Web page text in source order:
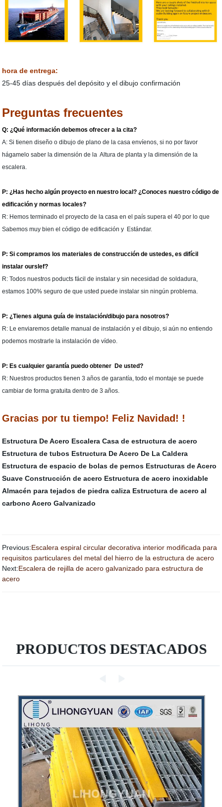
hora de entrega:
25-45 días después del depósito y el dibujo confirmación
Preguntas frecuentes
Q: ¿Qué información debemos ofrecer a la cita?
A: Si tienen diseño o dibujo de plano de la casa envíenos, si no por favor
hágamelo saber la dimensión de la Altura de planta y la dimensión de la
escalera.
P: ¿Has hecho algún proyecto en nuestro local? ¿Conoces nuestro código de
edificación y normas locales?
R: Hemos terminado el proyecto de la casa en el país supera el 40 por lo que
Sabemos muy bien el código de edificación y Estándar.
P: Si compramos los materiales de construcción de ustedes, es difícil
instalar ourslef?
R: Todos nuestros poducts fácil de instalar y sin necesidad de soldadura,
estamos 100% seguro de que usted puede instalar sin ningún problema.
P: ¿Tienes alguna guía de instalación/dibujo para nosotros?
R: Le enviaremos detalle manual de instalación y el dibujo, si aún no entiendo
podemos mostrarle la instalación de vídeo.
P: Es cualquier garantía puedo obtener De usted?
R: Nuestros productos tienen 3 años de garantía, todo el montaje se puede
cambiar de forma gratuita dentro de 3 años.
Gracias por tu tiempo! Feliz Navidad! !
Estructura De Acero Escalera Casa de estructura de acero
Estructura de tubos Estructura De Acero De La Caldera
Estructura de espacio de bolas de pernos Estructuras de Acero
Suave Construcción de acero Estructura de acero inoxidable
Almacén para tejados de piedra caliza Estructura de acero al
carbono Acero Galvanizado
Previous:Escalera espiral circular decorativa interior modificada para
requisitos particulares del metal del hierro de la estructura de acero
Next:Escalera de rejilla de acero galvanizado para estructura de
acero
PRODUCTOS DESTACADOS